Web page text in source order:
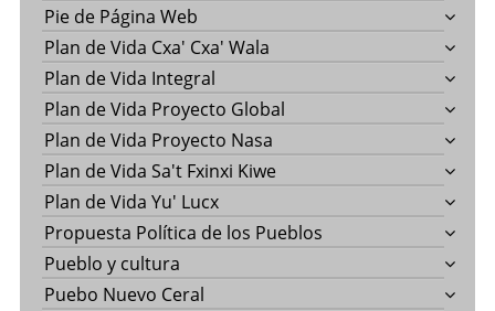
Pie de Página Web
Plan de Vida Cxa' Cxa' Wala
Plan de Vida Integral
Plan de Vida Proyecto Global
Plan de Vida Proyecto Nasa
Plan de Vida Sa't Fxinxi Kiwe
Plan de Vida Yu' Lucx
Propuesta Política de los Pueblos
Pueblo y cultura
Puebo Nuevo Ceral